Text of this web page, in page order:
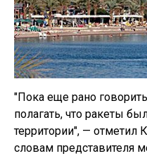
"Пока еще рано
полагать, что ракеты
территории", — отметил
словам представителя